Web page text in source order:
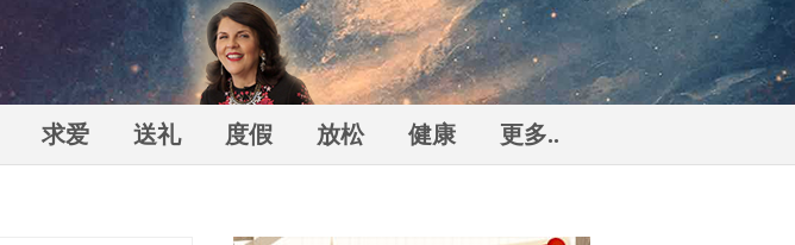
苏珊米勒
求爱 送礼 度假 放松 健康 更多..